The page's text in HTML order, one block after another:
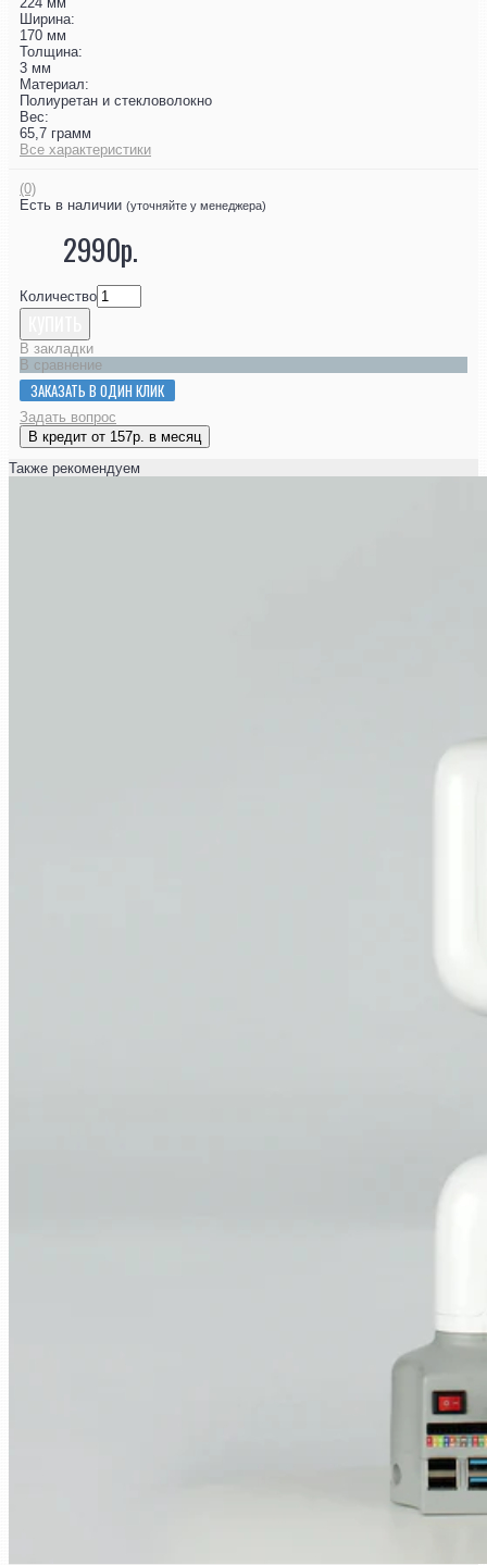
Ширина:
170 мм
Толщина:
3 мм
Материал:
Полиуретан и стекловолокно
Вес:
65,7 грамм
Все характеристики
(0)
Есть в наличии (уточняйте у менеджера)
2990р.
Количество
В закладки
В сравнение
ЗАКАЗАТЬ В ОДИН КЛИК
Задать вопрос
В кредит от 157р. в месяц
Также рекомендуем